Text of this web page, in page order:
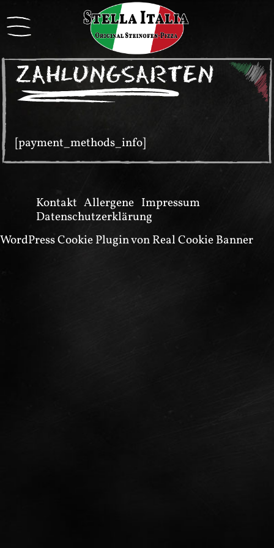
ZAHLUNGSARTEN
[payment_methods_info]
Kontakt Allergene Impressum
Datenschutzerklärung
WordPress Cookie Plugin von Real Cookie Banner